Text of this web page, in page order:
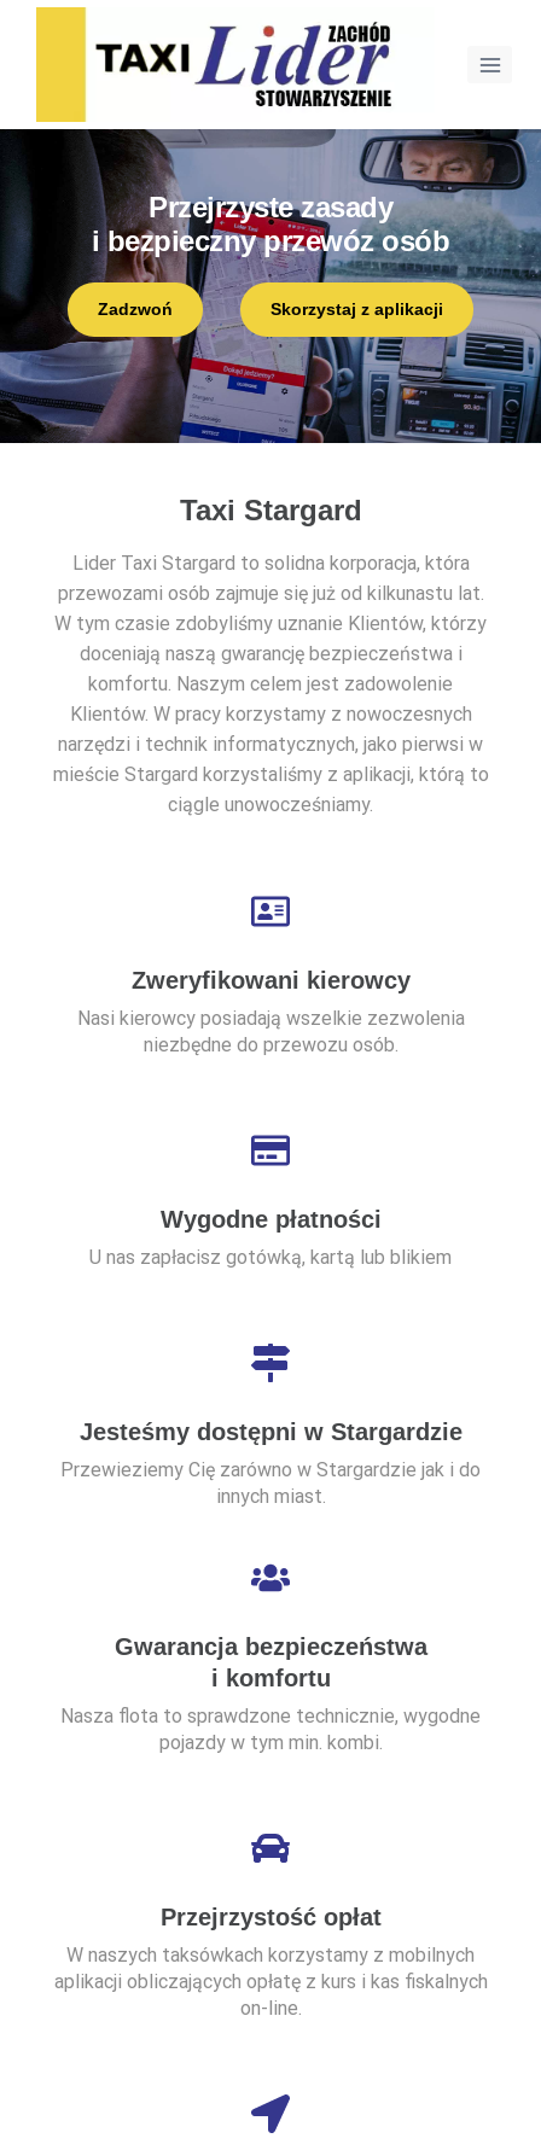
Przejrzyste zasady
i bezpieczny przewóz osób
Zadzwoń Skorzystaj z aplikacji
Taxi Stargard
Lider Taxi Stargard to solidna korporacja, która
przewozami osób zajmuje się już od kilkunastu lat.
W tym czasie zdobyliśmy uznanie Klientów, którzy
doceniają naszą gwarancję bezpieczeństwa i
komfortu. Naszym celem jest zadowolenie
Klientów. W pracy korzystamy z nowoczesnych
narzędzi i technik informatycznych, jako pierwsi w
mieście Stargard korzystaliśmy z aplikacji, którą to
ciągle unowocześniamy.
Zweryfikowani kierowcy
Nasi kierowcy posiadają wszelkie zezwolenia
niezbędne do przewozu osób.
Wygodne płatności
U nas zapłacisz gotówką, kartą lub blikiem
Jesteśmy dostępni w Stargardzie
Przewieziemy Cię zarówno w Stargardzie jak i do
innych miast.
Gwarancja bezpieczeństwa
i komfortu
Nasza flota to sprawdzone technicznie, wygodne
pojazdy w tym min. kombi.
Przejrzystość opłat
W naszych taksówkach korzystamy z mobilnych
aplikacji obliczających opłatę z kurs i kas fiskalnych
on-line.